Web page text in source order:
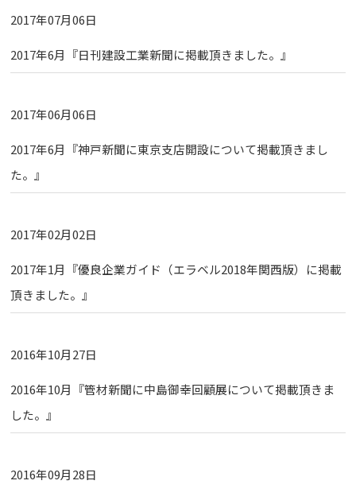
2017年07月06日
2017年6月『日刊建設工業新聞に掲載頂きました。』
2017年06月06日
2017年6月『神戸新聞に東京支店開設について掲載頂きまし
た。』
2017年02月02日
2017年1月『優良企業ガイド（エラベル2018年関西版）に掲載
頂きました。』
2016年10月27日
2016年10月『管材新聞に中島御幸回顧展について掲載頂きま
した。』
2016年09月28日